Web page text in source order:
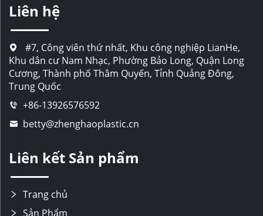
Liên hệ
#7, Công viên thứ nhất, Khu công nghiệp LianHe,
Khu dân cư Nam Nhạc, Phường Bảo Long, Quận Long
Cương, Thành phố Thâm Quyến, Tỉnh Quảng Đông,
Trung Quốc
+86-13926576592
betty@zhenghaoplastic.cn
Liên kết Sản phẩm
Trang chủ
Sản Phẩm